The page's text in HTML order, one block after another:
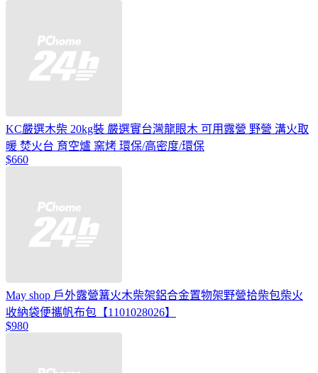
KC嚴選木柴 20kg裝 嚴選實台灣龍眼木 可用露營 野營 溝火取
暖 焚火台 育空爐 窯烤 環保/高密度/環保
$660
May shop 戶外露營篝火木柴架鋁合金置物架野營拾柴包柴火
收納袋便攜帆布包【1101028026】
$980